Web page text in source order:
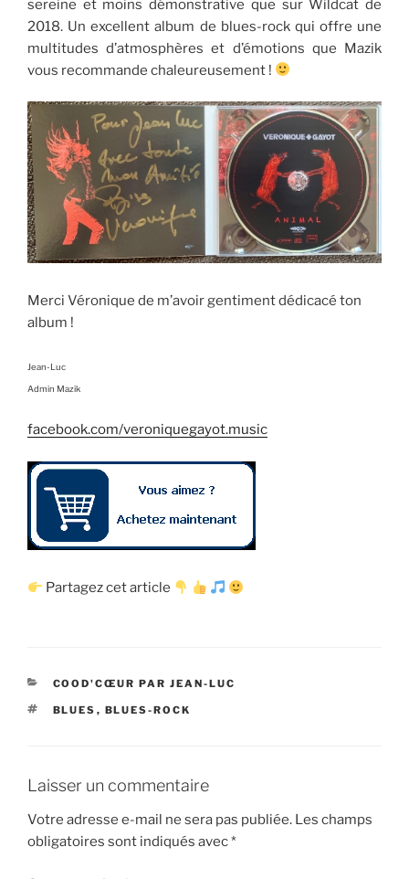
sereine et moins démonstrative que sur Wildcat de
2018. Un excellent album de blues-rock qui offre une
multitudes d’atmosphères et d’émotions que Mazik
vous recommande chaleureusement !
Merci Véronique de m’avoir gentiment dédicacé ton
album !
Jean-Luc
Admin Mazik
facebook.com/veroniquegayot.music
Partagez cet article
CATÉGORIES
COOD'CŒUR PAR JEAN-LUC
ÉTIQUETTES
BLUES , BLUES-ROCK
Laisser un commentaire
Votre adresse e-mail ne sera pas publiée. Les champs
obligatoires sont indiqués avec*